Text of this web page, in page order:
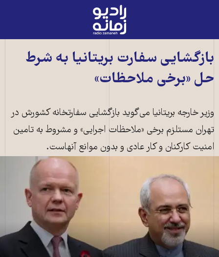
رادیو
زمانه
صفحه
اصلی
بازگشایی سفارت بریتانیا به شرط
حل «برخی ملاحظات»
وزیر خارجه بریتانیا می‌گوید بازگشایی سفارتخانه کشورش در
تهران مستلزم برخی «ملاحظات اجرایی» و مشروط به تامین
امنیت کارکنان و کار عادی و بدون موانع آنهاست.